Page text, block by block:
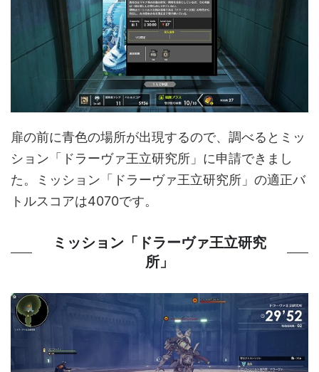
扉の前に青色の場所が出現するので、調べるとミッ
ション「ドラーヴァ王立研究所」に申請できまし
た。ミッション「ドラーヴァ王立研究所」の適正バ
トルスコアは4070です。
ミッション「ドラーヴァ王立研究
所」